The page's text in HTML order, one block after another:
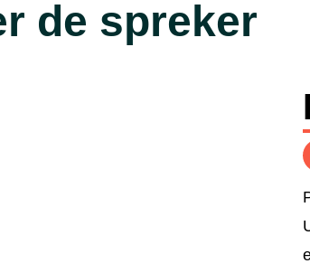
de spreker